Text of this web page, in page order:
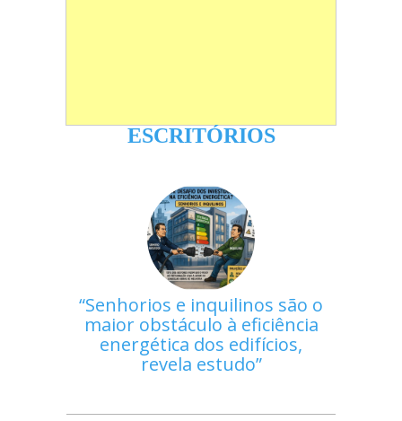
ESCRITÓRIOS
Senhorios e inquilinos são o
maior obstáculo à eficiência
energética dos edifícios,
revela estudo